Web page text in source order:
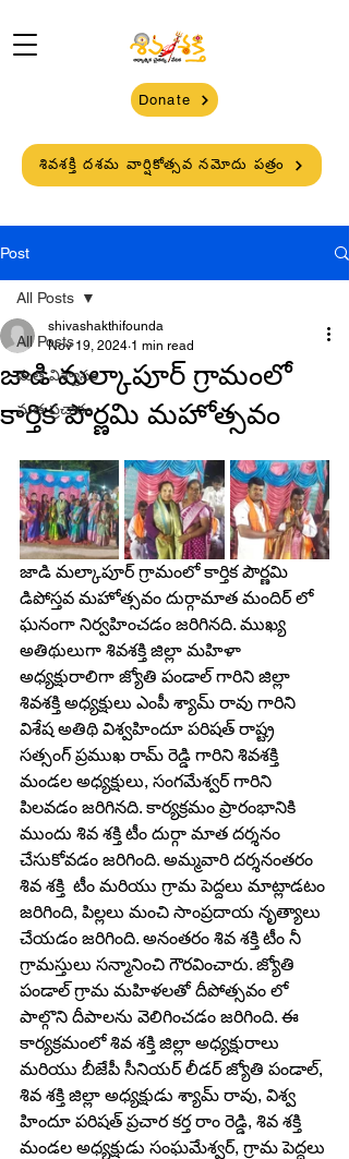
Donate
శివశక్తి దశమ వార్షికోత్సవ నమోదు పత్రం
Post
All Posts
మత విశ్వాసం
మత ప్రచారం
All Posts
జాడి మల్కాపూర్ గ్రామంలో
కార్తిక పౌర్ణమి మహోత్సవం
shivashakthifounda
Nov 19, 2024 1 min read
జాడి మల్కాపూర్ గ్రామంలో కార్తిక పౌర్ణమి
డిపోస్తవ మహోత్సవం దుర్గామాత మందిర్ లో
ఘనంగా నిర్వహించడం జరిగినది. ముఖ్య
అతిథులుగా శివశక్తి జిల్లా మహిళా
అధ్యక్షురాలిగా జ్యోతి పండాల్ గారిని జిల్లా
శివశక్తి అధ్యక్షులు ఎంపీ శ్యామ్ రావు గారిని
విశేష అతిథి విశ్వహిందూ పరిషత్ రాష్ట్ర
సత్సంగ్ ప్రముఖ రామ్ రెడ్డి గారిని శివశక్తి
మండల అధ్యక్షులు, సంగమేశ్వర్ గారిని
పిలవడం జరిగినది. కార్యక్రమం ప్రారంభానికి
ముందు శివ శక్తి టీం దుర్గా మాత దర్శనం
చేసుకోవడం జరిగింది. అమ్మవారి దర్శనంతరం
శివ శక్తి  టీం మరియు గ్రామ పెద్దలు మాట్లాడటం
జరిగింది, పిల్లలు మంచి సాంప్రదాయ నృత్యాలు
చేయడం జరిగింది. అనంతరం శివ శక్తి టీం నీ
గ్రామస్తులు సన్మానించి గౌరవించారు. జ్యోతి
పండాల్ గ్రామ మహిళలతో దీపోత్సవం లో
పాల్గొని దీపాలను వెలిగించడం జరిగింది. ఈ
కార్యక్రమంలో శివ శక్తి జిల్లా అధ్యక్షురాలు
మరియు బీజేపీ సీనియర్ లీడర్ జ్యోతి పండాల్,
శివ శక్తి జిల్లా అధ్యక్షుడు శ్యామ్ రావు, విశ్వ
హిందూ పరిషత్ ప్రచార కర్త రాం రెడ్డి, శివ శక్తి
మండల అధ్యక్షుడు సంఘమేశ్వర్, గ్రామ పెద్దలు